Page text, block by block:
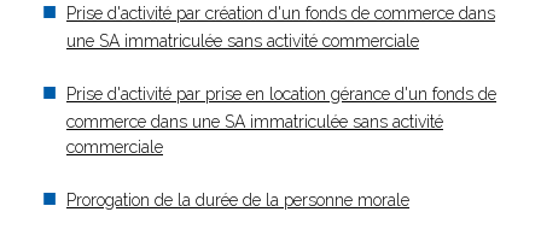
Prise d'activité par création d'un fonds de commerce dans
une SA immatriculée sans activité commerciale
Prise d'activité par prise en location gérance d'un fonds de
commerce dans une SA immatriculée sans activité
commerciale
Prorogation de la durée de la personne morale